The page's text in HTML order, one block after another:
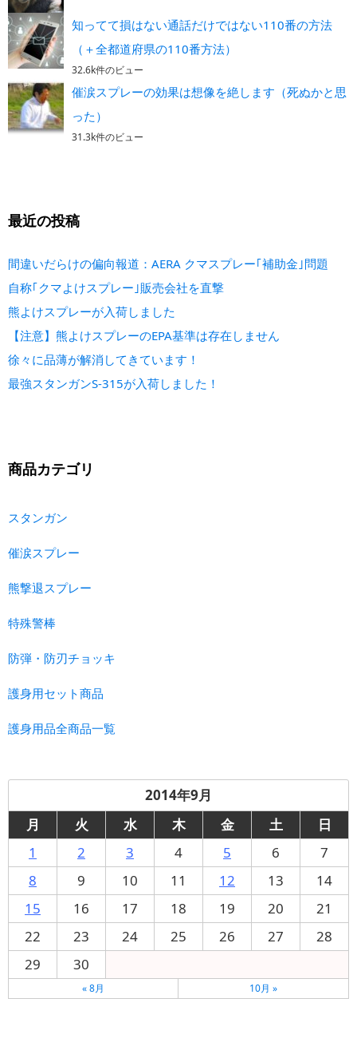
知ってて損はない通話だけではない110番の方法
（＋全都道府県の110番方法）
32.6k件のビュー
催涙スプレーの効果は想像を絶します（死ぬかと思
った）
31.3k件のビュー
最近の投稿
間違いだらけの偏向報道：AERA クマスプレー｢補助金｣問題
自称｢クマよけスプレー｣販売会社を直撃
熊よけスプレーが入荷しました
【注意】熊よけスプレーのEPA基準は存在しません
徐々に品薄が解消してきています！
最強スタンガンS-315が入荷しました！
商品カテゴリ
スタンガン
催涙スプレー
熊撃退スプレー
特殊警棒
防弾・防刃チョッキ
護身用セット商品
護身用品全商品一覧
2014年9月
月
火 水 木 金 土
日
1
2 3 4 5 6
7
8
9 10 11 12 13
14
15
16 17 18 19 20
21
22
23 24 25 26 27
28
29
30
« 8月 10月 »